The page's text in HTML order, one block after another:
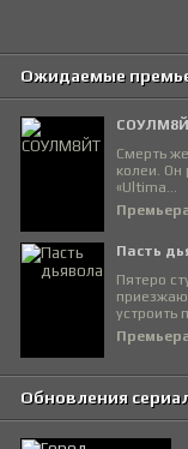
Ожидаемые
Смерть
колеи. Он
«Ultima...
Пасть
Пятеро
устроить
Обновления